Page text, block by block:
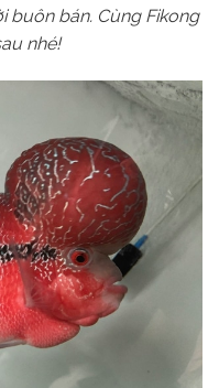
buôn bán. Cùng Fikong
nhé!